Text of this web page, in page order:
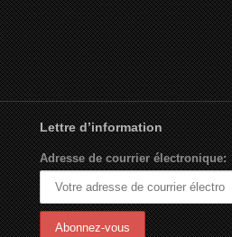
Lettre d’information
Adresse de courrier électronique: